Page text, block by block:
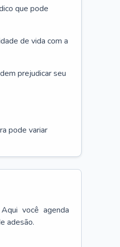
que pode
de vida com a
prejudicar seu
pode variar
você agenda
adesão.